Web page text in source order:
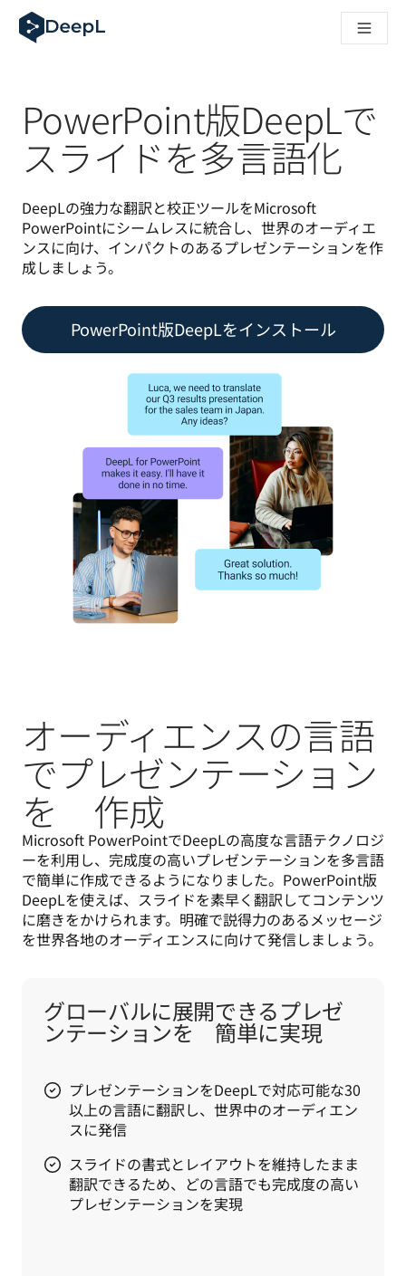
AIエージェント向けDeepL
DeepL Translation Flow：主要なユースケースや連携機能
エンタープライズ向け言語AIの信頼性を読み解く
DeepLにおける翻訳品質評価の構築方法
高品質なテキスト翻訳からリアルタイム音声翻訳までを支
PowerPoint版DeepLで
スライドを多言語化
DeepLの強力な翻訳と校正ツールをMicrosoft
PowerPointにシームレスに統合し、世界のオーディエ
ンスに向け、インパクトのあるプレゼンテーションを作
成しましょう。
PowerPoint版DeepLをインストール
オーディエンスの言語
でプレゼンテーション
を 作成
Microsoft PowerPointでDeepLの高度な言語テクノロジ
ーを利用し、完成度の高いプレゼンテーションを多言語
で簡単に作成できるようになりました。PowerPoint版
DeepLを使えば、スライドを素早く翻訳してコンテンツ
に磨きをかけられます。明確で説得力のあるメッセージ
を世界各地のオーディエンスに向けて発信しましょう。
グローバルに展開できるプレゼ
ンテーションを 簡単に実現
プレゼンテーションをDeepLで対応可能な30
以上の言語に翻訳し、世界中のオーディエン
スに発信
スライドの書式とレイアウトを維持したまま
翻訳できるため、どの言語でも完成度の高い
プレゼンテーションを実現